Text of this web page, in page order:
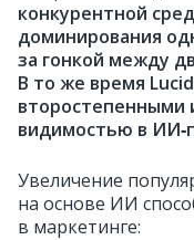
конкурентной
доминирования
за гонкой между
В то же время
второстепенными
видимостью в
Увеличение
на основе ИИ
в маркетинге: